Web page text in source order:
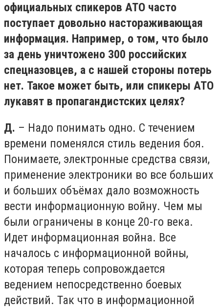
официальных спикеров АТО часто
поступает довольно настораживающая
информация. Например, о том, что было
за день уничтожено 300 российских
спецназовцев, а с нашей стороны потерь
нет. Такое может быть, или спикеры АТО
лукавят в пропагандистских целях?
Д. – Надо понимать одно. С течением
времени поменялся стиль ведения боя.
Понимаете, электронные средства связи,
применение электроники во все больших
и больших объёмах дало возможность
вести информационную войну. Чем мы
были ограничены в конце 20-го века.
Идет информационная война. Все
началось с информационной войны,
которая теперь сопровождается
ведением непосредственно боевых
действий. Так что в информационной